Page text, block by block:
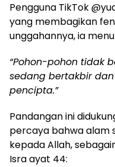
Pengguna TikTok
yang membagikan
unggahannya, ia
“Pohon-pohon tidak
sedang bertakbir
pencipta.”
Pandangan ini
percaya bahwa alam
kepada Allah,
Isra ayat 44: